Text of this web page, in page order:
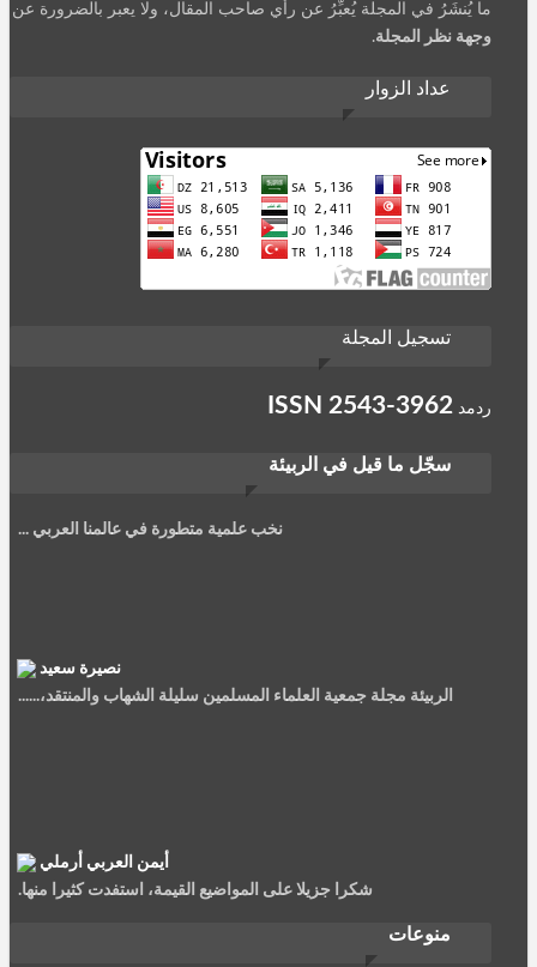
ما يُنشَرُ في المجلة يُعبِّرُ عن رأي صاحب المقال، ولا يعبر بالضرورة عن
وجهة نظر المجلة.
عداد الزوار
تسجيل المجلة
ردمد ISSN 2543-3962
سجّل ما قيل في الربيئة
تعد مجلة الربيبة من افضل المجلات العلمية على الاطلاق، تحتوي على
نخب علمية متطورة في عالمنا العربي ...
نصيرة سعيد
الربيئة مجلة جمعية العلماء المسلمين سليلة الشهاب والمنتقد،......
أيمن العربي أرملي
شكرا جزيلا على المواضيع القيمة، استفدت كثيرا منها.
منوعات